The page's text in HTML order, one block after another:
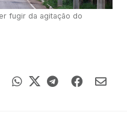
fugir da agitação do